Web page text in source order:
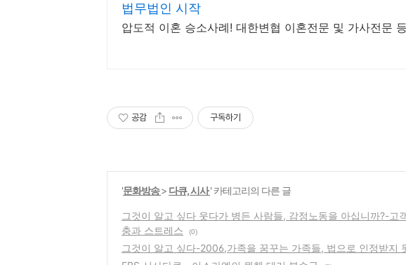
법무법인 시작
압도적 이혼 승소사례! 대한변협 이혼전문 및 가사전문
공감 구독하기
'문화방송> 다큐, 시사' 카테고리의 다른 글
그것이 알고 싶다 웃다가 병든 사람들, 감정노동을 아십니까?-고
충과 스트레스
(0)
그것이 알고 싶다-2006,가족을 꿈꾸는 가족들, 법으로 인정받지